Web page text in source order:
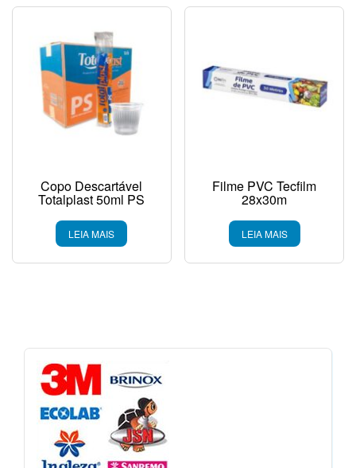
Copo Descartável
Totalplast 50ml PS
LEIA MAIS
Filme PVC Tecfilm
28x30m
LEIA MAIS